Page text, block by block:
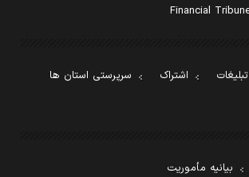
تبلیغات اشتراک
سرپرستی استان ها
بیانیه مأموریت